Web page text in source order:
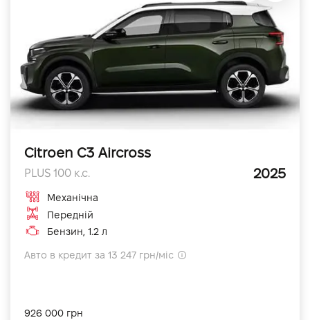
Citroen C3 Aircross
PLUS 100 к.с. 2025
Механічна
Передній
Бензин, 1.2 л
Авто в кредит за 13 247 грн/міс
926 000 грн